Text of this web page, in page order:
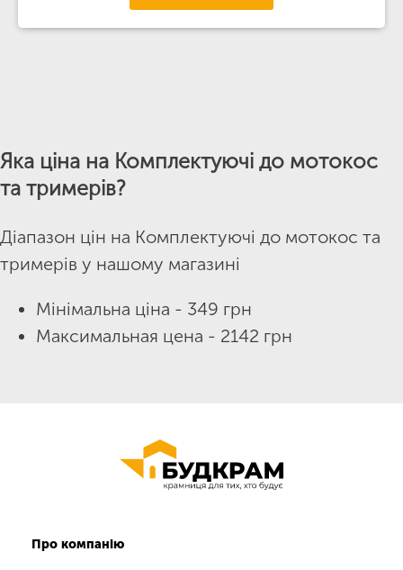
Яка ціна на Комплектуючі до мотокос
та тримерів?
Діапазон цін на Комплектуючі до мотокос та
тримерів у нашому магазині
Мінімальна ціна - 349 грн
Максимальная цена - 2142 грн
Про компанію